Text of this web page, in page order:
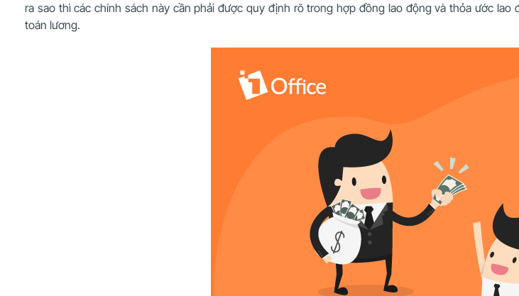
ra sao thì các chính sách này cần phải được quy định rõ trong hợp đồng lao động và thỏa ước
toán lương.